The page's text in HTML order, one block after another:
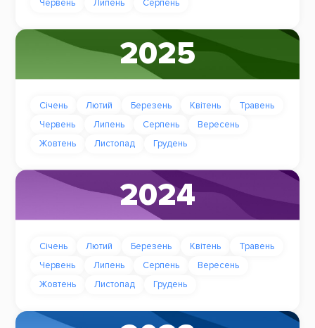
Червень
Липень Серпень
2025
Січень Лютий Березень Квітень
Травень
Червень
Липень Серпень
Вересень
Жовтень
Листопад Грудень
2024
Січень Лютий Березень Квітень
Травень
Червень
Липень Серпень
Вересень
Жовтень
Листопад Грудень